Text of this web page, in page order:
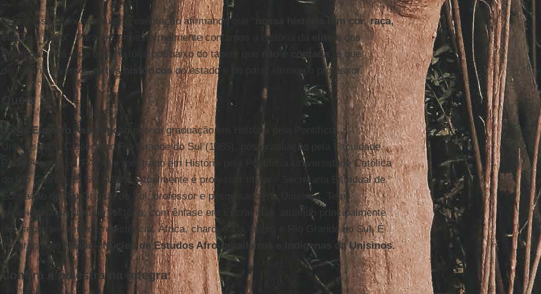
O professor concluiu sua apresentação afirmando que “
nossa história tem cor, raça,
classe e sexo
”. Para ele, “nós normalmente contamos a história da
e dos
brancos”. “Há toda uma história por baixo do tapete que não é contada” e que
derrubaria diversosmitos históricosdo estado e do país, afirmou o professor.
Quem é
Jorge Euzébio Assumpção
possui graduação em História pela Pontifícia
Universidade Católica do Rio Grande do Sul (1985), pós-graduação pela Faculdade
Porto-Alegrense (FAPA) e mestrado em História pela Pontifícia Universidade Católica
do Rio Grande do Sul (1995). Atualmente é professor titular - Secretaria Estadual de
Educação do Rio Grande do Sul, professor e pesquisador na Unisinos. Tem
experiência na área de História, com ênfase em Escravidão, atuando principalmente
nos seguintes temas: resistência, África, charqueada, negro e Rio Grande do Sul. É
integrante do
Neabi – Núcleo de Estudos Afro-brasileiros e Indígenas da Unisinos.
Confira a palestra na íntegra: